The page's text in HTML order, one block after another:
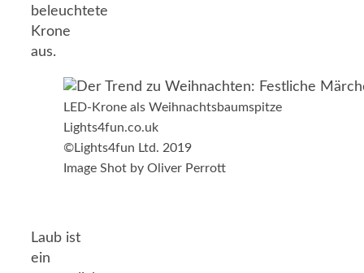
beleuchtete
Krone
aus.
LED-Krone als Weihnachtsbaumspitze
Lights4fun.co.uk
©Lights4fun Ltd. 2019
Image Shot by Oliver Perrott
Laub ist
ein